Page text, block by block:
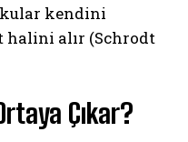
kendini
halini alır (Schrodt
Çıkar?